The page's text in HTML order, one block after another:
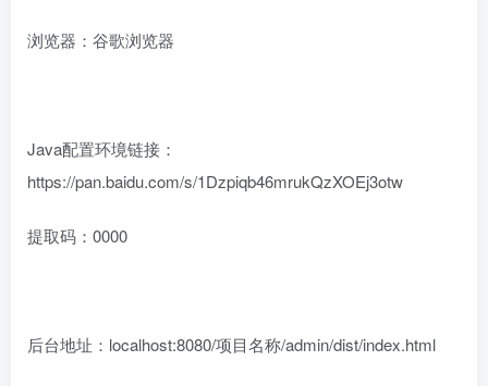
浏览器：谷歌浏览器
Java配置环境链接：
https://pan.baidu.com/s/1Dzpiqb46mrukQzXOEj3otw
提取码：0000
后台地址：localhost:8080/项目名称/admin/dist/index.html